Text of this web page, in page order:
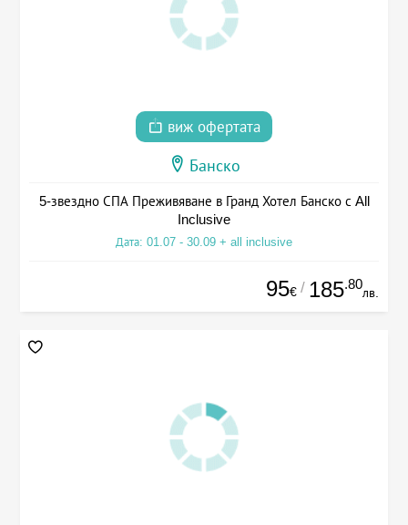
виж офертата
Банско
5-звездно СПА Преживяване в Гранд Хотел Банско с All
Inclusive
Дата: 01.07 - 30.09 + all inclusive
95€ / 185.80
лв.